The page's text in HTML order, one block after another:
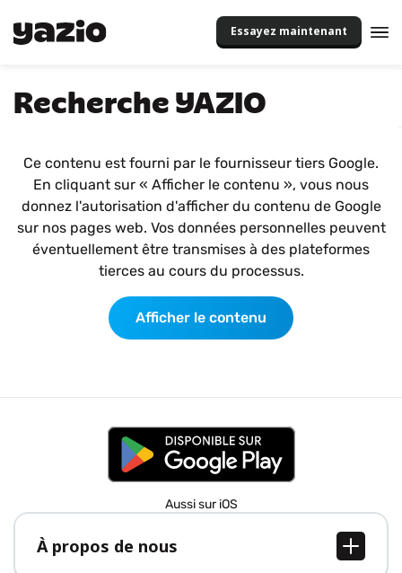
Essayez maintenant
Recherche YAZIO
Ce contenu est fourni par le fournisseur tiers Google.
En cliquant sur « Afficher le contenu », vous nous
donnez l'autorisation d'afficher du contenu de Google
sur nos pages web. Vos données personnelles peuvent
éventuellement être transmises à des plateformes
tierces au cours du processus.
Afficher le contenu
Aussi sur iOS
À propos de nous